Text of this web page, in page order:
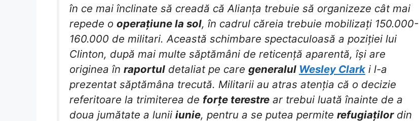
în ce mai înclinate să creadă că Alianța trebuie să organizeze cât mai
repede o operațiune la sol, în cadrul căreia trebuie mobilizați 150.000-
160.000 de militari. Această schimbare spectaculoasă a poziției lui
Clinton, după mai multe săptămâni de reticență aparentă, își are
originea în raportul detaliat pe care generalul Wesley Clark i l-a
prezentat săptămâna trecută. Militarii au atras atenția că o decizie
referitoare la trimiterea de forțe terestre ar trebui luată înainte de a
doua jumătate a lunii iunie, pentru a se putea permite refugiațilordin